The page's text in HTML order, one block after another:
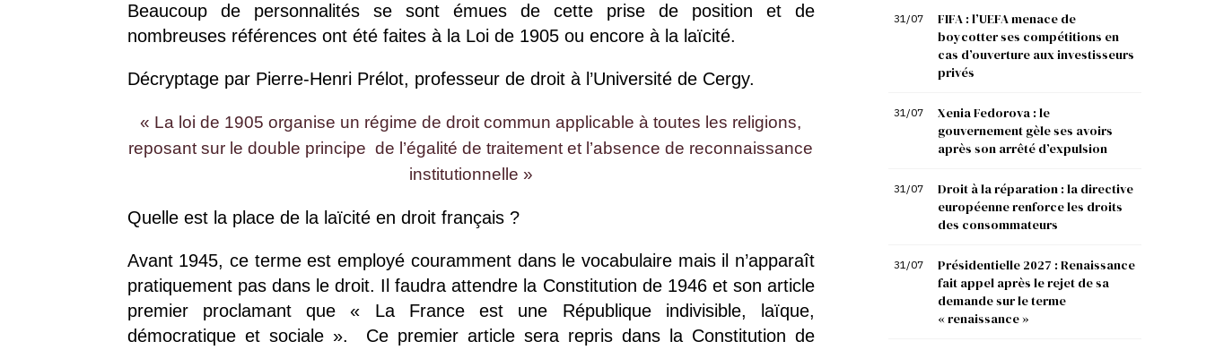
Beaucoup de personnalités se sont émues de cette prise de position et de
nombreuses références ont été faites à la Loi de 1905 ou encore à la laïcité.
Décryptage par Pierre-Henri Prélot, professeur de droit à l’Université de Cergy.
« La loi de 1905 organise un régime de droit commun applicable à toutes les religions,
reposant sur le double principe de l’égalité de traitement et l’absence de reconnaissance
institutionnelle »
Quelle est la place de la laïcité en droit français ?
Avant 1945, ce terme est employé couramment dans le vocabulaire mais il n’apparaît
pratiquement pas dans le droit. Il faudra attendre la Constitution de 1946 et son article
premier proclamant que « La France est une République indivisible, laïque,
démocratique et sociale ». Ce premier article sera repris dans la Constitution de
31/07
FIFA : l’UEFA menace de
boycotter ses compétitions en
cas d’ouverture aux investisseurs
privés
31/07
Xenia Fedorova : le
gouvernement gèle ses avoirs
après son arrêté d’expulsion
31/07
Droit à la réparation : la directive
européenne renforce les droits
des consommateurs
31/07
Présidentielle 2027 : Renaissance
fait appel après le rejet de sa
demande sur le terme
« renaissance »